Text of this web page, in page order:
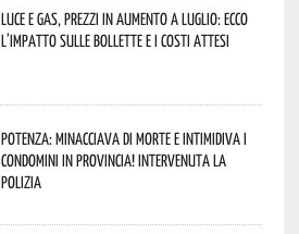
Luce e gas, prezzi in aumento a luglio: ecco
l’impatto sulle bollette e i costi attesi
Potenza: minacciava di morte e intimidiva i
condomini in provincia! Intervenuta la
Polizia